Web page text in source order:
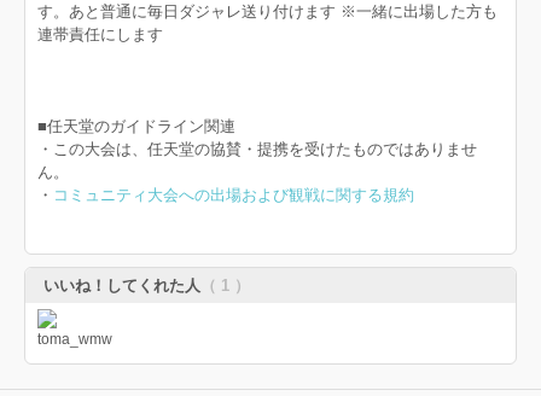
す。あと普通に毎日ダジャレ送り付けます ※一緒に出場した方も
連帯責任にします
■任天堂のガイドライン関連
・この大会は、任天堂の協賛・提携を受けたものではありませ
ん。
・ コミュニティ大会への出場および観戦に関する規約
いいね！してくれた人 （ 1 ）